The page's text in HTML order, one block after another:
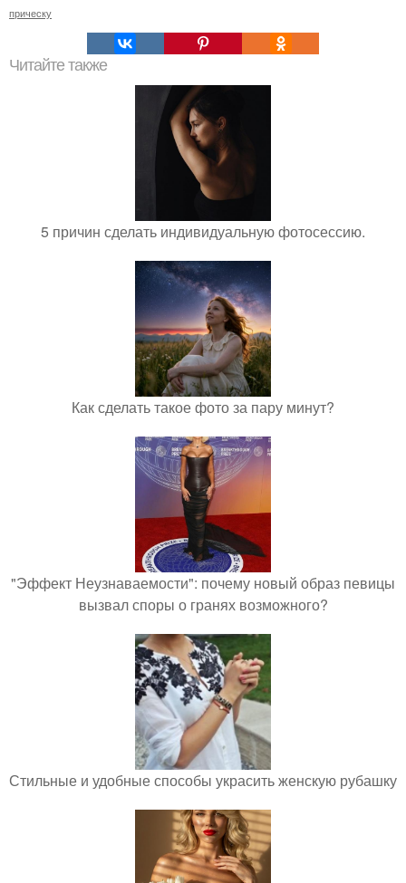
прическу
Читайте также
5 причин сделать индивидуальную фотосессию.
Как сделать такое фото за пару минут?
"Эффект Неузнаваемости": почему новый образ певицы
вызвал споры о гранях возможного?
Стильные и удобные способы украсить женскую рубашку